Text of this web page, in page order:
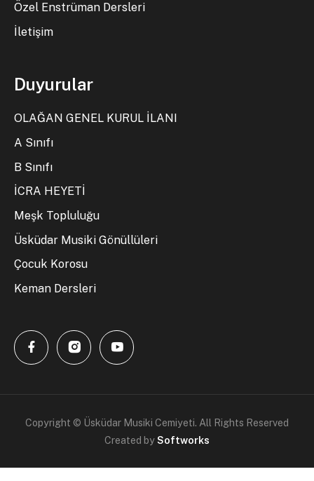
Özel Enstrüman Dersleri
İletişim
Duyurular
OLAĞAN GENEL KURUL İLANI
A Sınıfı
B Sınıfı
İCRA HEYETİ
Meşk Topluluğu
Üsküdar Musiki Gönüllüleri
Çocuk Korosu
Keman Dersleri
Copyright © Üsküdar Musiki Cemiyeti. All Rights Reserved
Created bySoftworks